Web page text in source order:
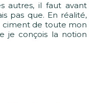
autres, il faut avant
pas que. En réalité,
ciment de toute mon
je conçois la notion